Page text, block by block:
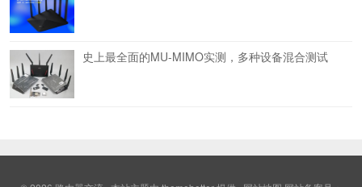
史上最全面的MU-MIMO实测，多种设备混合测试